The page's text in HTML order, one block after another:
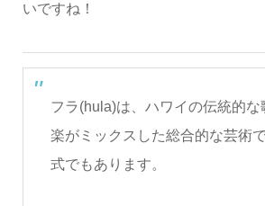
いですね！
フラ(hula)は、ハワイの伝統的な
楽がミックスした総合的な芸術
式でもあります。